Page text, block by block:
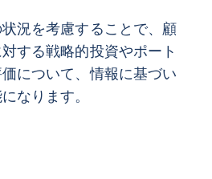
況を考慮することで、顧
する戦略的投資やポート
について、情報に基づい
なります。